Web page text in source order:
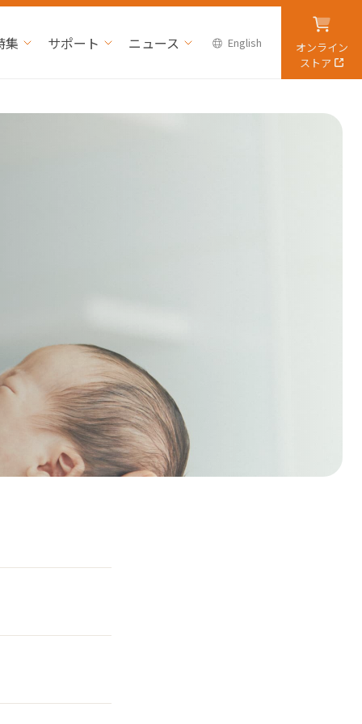
集 サポート ニュース English
オンライン
ストア